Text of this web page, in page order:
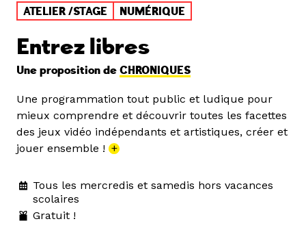
ATELIER /STAGE NUMÉRIQUE
Entrez libres
Une proposition de CHRONIQUES
Une programmation tout public et ludique pour
mieux comprendre et découvrir toutes les facettes
des jeux vidéo indépendants et artistiques, créer et
jouer ensemble ! +
Tous les mercredis et samedis hors vacances
scolaires
Gratuit !